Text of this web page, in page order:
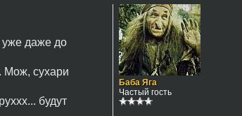
уже даже до
Мож, сухари
будут
Баба Яга
Частый гость